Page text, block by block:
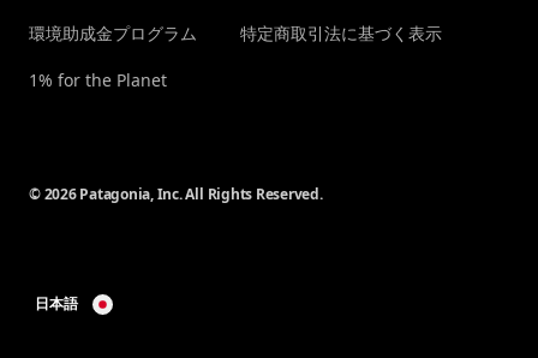
環境助成金プログラム
1% for the Planet
特定商取引法に基づく表示
© 2026 Patagonia, Inc. All Rights Reserved.
日本語